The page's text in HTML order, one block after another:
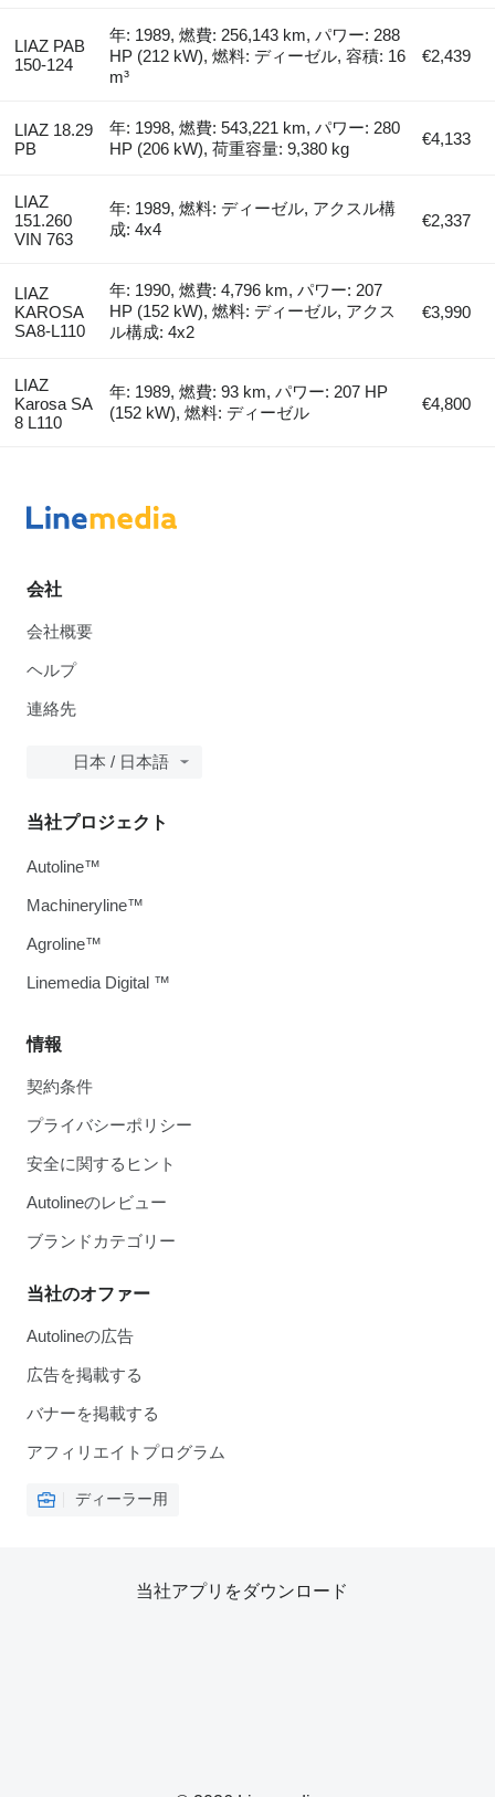
LIAZ PAB
150-124
年: 1989, 燃費: 256,143 km, パワー: 288
HP (212 kW), 燃料: ディーゼル, 容積: 16
m³
€2,439
LIAZ 18.29
PB
年: 1998, 燃費: 543,221 km, パワー: 280
HP (206 kW), 荷重容量: 9,380 kg
€4,133
LIAZ
151.260
VIN 763
年: 1989, 燃料: ディーゼル, アクスル構
成: 4x4
€2,337
LIAZ
KAROSA
SA8-L110
年: 1990, 燃費: 4,796 km, パワー: 207
HP (152 kW), 燃料: ディーゼル, アクス
ル構成: 4x2
€3,990
LIAZ
Karosa SA
8 L110
年: 1989, 燃費: 93 km, パワー: 207 HP
(152 kW), 燃料: ディーゼル
€4,800
会社
会社概要
ヘルプ
連絡先
日本 / 日本語
情報
契約条件
プライバシーポリシー
安全に関するヒント
Autolineのレビュー
ブランドカテゴリー
当社のオファー
Autolineの広告
広告を掲載する
バナーを掲載する
アフィリエイトプログラム
ディーラー用
当社プロジェクト
Autoline™
Machineryline™
Agroline™
Linemedia Digital ™
当社アプリをダウンロード